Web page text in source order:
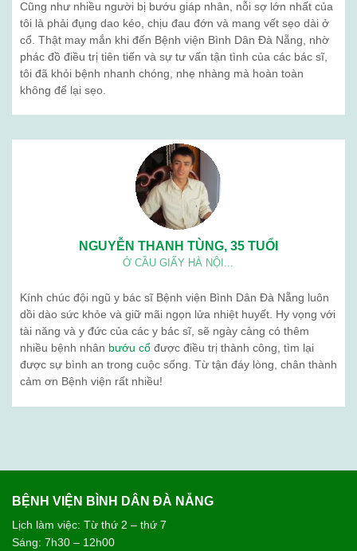
Cũng như nhiều người bị bướu giáp nhân, nỗi sợ lớn nhất của
tôi là phải đụng dao kéo, chịu đau đớn và mang vết sẹo dài ở
cổ. Thật may mắn khi đến Bệnh viện Bình Dân Đà Nẵng, nhờ
phác đồ điều trị tiên tiến và sự tư vấn tận tình của các bác sĩ,
tôi đã khỏi bệnh nhanh chóng, nhẹ nhàng mà hoàn toàn
không để lại sẹo.
NGUYỄN THANH TÙNG, 35 TUỔI
Ở CẦU GIẤY HÀ NỘI...
Kính chúc đội ngũ y bác sĩ Bệnh viện Bình Dân Đà Nẵng luôn
dồi dào sức khỏe và giữ mãi ngọn lửa nhiệt huyết. Hy vọng với
tài năng và y đức của các y bác sĩ, sẽ ngày càng có thêm
nhiều bệnh nhân bướu cổ được điều trị thành công, tìm lại
được sự bình an trong cuộc sống. Từ tận đáy lòng, chân thành
cảm ơn Bệnh viện rất nhiều!
BỆNH VIỆN BÌNH DÂN ĐÀ NẴNG
Lịch làm việc: Từ thứ 2 – thứ 7
Sáng: 7h30 – 12h00